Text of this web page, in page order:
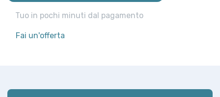
Tuo in pochi minuti dal pagamento
Fai un'offerta